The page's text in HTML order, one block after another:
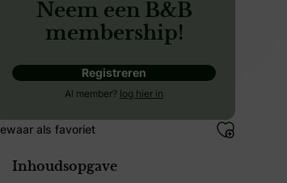
van de Wereld”
Neem een B&B
membership!
Registreren
Al member? log hier in
als favoriet
Inhoudsopgave